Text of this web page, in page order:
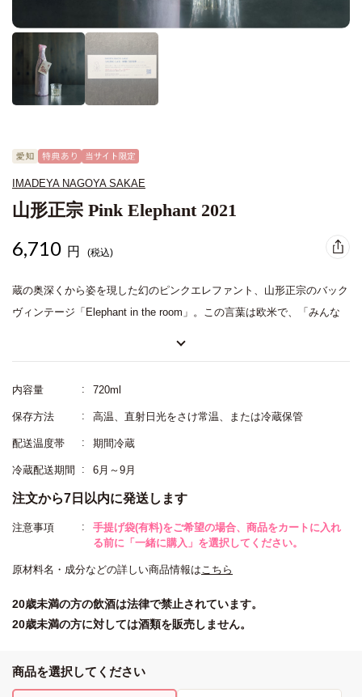
IMADEYA NAGOYA SAKAE
山形正宗 Pink Elephant 2021
6,710 円 (税込)
蔵の奥深くから姿を現した幻のピンクエレファント、山形正宗のバック
ヴィンテージ「Elephant in the room」。この言葉は欧米で、「みんな
来の乳酸系の酸が味わいに奥行きを与え、ほのかなスパイス感ととも
に、ミネラルを感じる余韻へ。顔がほんのりピンクに染まるまで、ゆっ
くりと向き合いたい熟成酒です。
◆『AGING LAB』体験ご招待券プレゼント！
「松坂屋名古屋店」北館地下1階の店舗「IMADEYA NAGOYA
す。詳しくは商品に同封される招待券をご確認下さい。
内容量 720ml
保存方法 高温、直射日光をさけ常温、または冷蔵保管
配送温度帯 期間冷蔵
冷蔵配送期間 6月～9月
注文から7日以内に発送します
注意事項
手提げ袋(有料)をご希望の場合、商品をカートに入れ
る前に「一緒に購入」を選択してください。
原材料名・成分などの詳しい商品情報はこちら
20歳未満の方の飲酒は法律で禁止されています。
20歳未満の方に対しては酒類を販売しません。
商品を選択してください